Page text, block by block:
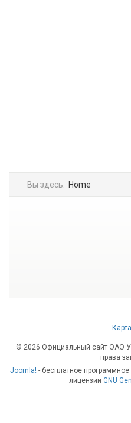
Вы здесь: Home
© 2026 Официальный сайт ОАО
права
Joomla! - бесплатное
лицензии GNU